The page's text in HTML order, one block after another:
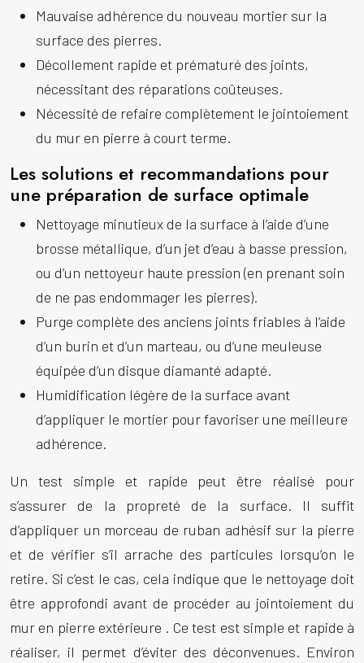
Mauvaise adhérence du nouveau mortier sur la
surface des pierres.
Décollement rapide et prématuré des joints,
nécessitant des réparations coûteuses.
Nécessité de refaire complètement le jointoiement
du mur en pierre à court terme.
Les solutions et recommandations pour
une préparation de surface optimale
Nettoyage minutieux de la surface à l’aide d’une
brosse métallique, d’un jet d’eau à basse pression,
ou d’un nettoyeur haute pression (en prenant soin
de ne pas endommager les pierres).
Purge complète des anciens joints friables à l’aide
d’un burin et d’un marteau, ou d’une meuleuse
équipée d’un disque diamanté adapté.
Humidification légère de la surface avant
d’appliquer le mortier pour favoriser une meilleure
adhérence.
Un test simple et rapide peut être réalisé pour
s’assurer de la propreté de la surface. Il suffit
d’appliquer un morceau de ruban adhésif sur la pierre
et de vérifier s’il arrache des particules lorsqu’on le
retire. Si c’est le cas, cela indique que le nettoyage doit
être approfondi avant de procéder au jointoiement du
mur en pierre extérieure . Ce test est simple et rapide à
réaliser, il permet d’éviter des déconvenues. Environ